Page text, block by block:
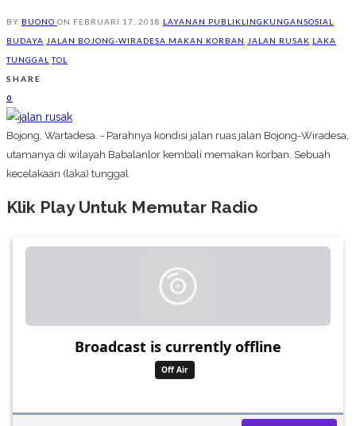
BY BUONO ON FEBRUARI 17, 2018 LAYANAN PUBLIKLINGKUNGANSOSIAL
BUDAYA JALAN BOJONG-WIRADESA MAKAN KORBAN JALAN RUSAK LAKA
TUNGGAL TOL
SHARE
0
Bojong, Wartadesa. - Parahnya kondisi jalan ruas jalan Bojong-Wiradesa,
utamanya di wilayah Babalanlor kembali memakan korban. Sebuah
kecelakaan (laka) tunggal
Klik Play Untuk Memutar Radio